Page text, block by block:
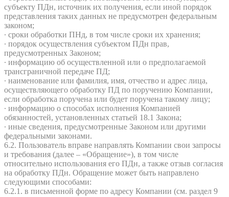
субъекту ПДн, источник их получения, если иной порядок
представления таких данных не предусмотрен федеральным
законом;
∙ сроки обработки ПНд, в том числе сроки их хранения;
∙ порядок осуществления субъектом ПДн прав,
предусмотренных Законом;
∙ информацию об осуществленной или о предполагаемой
трансграничной передаче ПД;
∙ наименование или фамилия, имя, отчество и адрес лица,
осуществляющего обработку ПД по поручению Компании,
если обработка поручена или будет поручена такому лицу;
∙ информацию о способах исполнения Компанией
обязанностей, установленных статьей 18.1 Закона;
∙ иные сведения, предусмотренные Законом или другими
федеральными законами.
6.2. Пользователь вправе направлять Компании свои запросы
и требования (далее – «Обращение»), в том числе
относительно использования его ПДн, а также отзыв согласия
на обработку ПДн. Обращение может быть направлено
следующими способами:
6.2.1. в письменной форме по адресу Компании (см. раздел 9